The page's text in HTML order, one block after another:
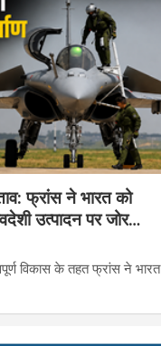
फ्रांस ने भारत को
उत्पादन पर जोर…
विकास के तहत फ्रांस ने भारत